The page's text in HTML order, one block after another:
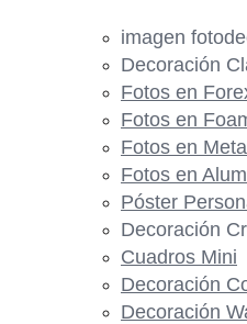
imagen
Decoración
Fotos en
Fotos en
Fotos en
Fotos en
Póster
Decoración
Cuadros Mini
Decoración
Decoración